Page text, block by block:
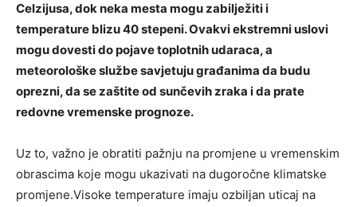
Celzijusa, dok neka mesta mogu zabilježiti i
temperature blizu 40 stepeni. Ovakvi ekstremni uslovi
mogu dovesti do pojave toplotnih udaraca, a
meteorološke službe savjetuju građanima da budu
oprezni, da se zaštite od sunčevih zraka i da prate
redovne vremenske prognoze.
Uz to, važno je obratiti pažnju na promjene u vremenskim
obrascima koje mogu ukazivati na dugoročne klimatske
promjene.Visoke temperature imaju ozbiljan uticaj na